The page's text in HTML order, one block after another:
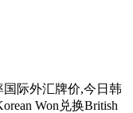
际外汇牌价,今日韩
Won兑换British